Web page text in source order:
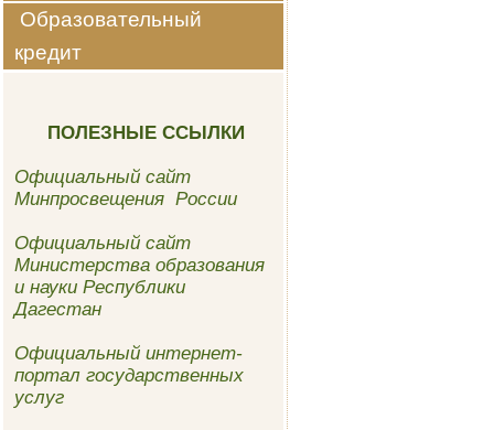
Образовательный
кредит
ПОЛЕЗНЫЕ ССЫЛКИ
Официальный сайт
Минпросвещения России
Официальный сайт
Министерства образования
и науки Республики
Дагестан
Официальный интернет-
портал государственных
услуг